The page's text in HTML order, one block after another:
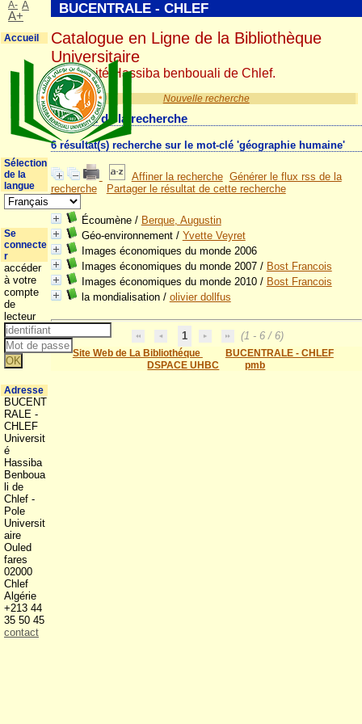
Nouvelle recherche
Résultat de la recherche
6 résultat(s) recherche sur le mot-clé 'géographie humaine'
Affiner la recherche Générer le flux rss de la
recherche
Partager le résultat de cette recherche
Écoumène/ Berque, Augustin
Géo-environnement/ Yvette Veyret
Images économiques du monde 2006
Images économiques du monde 2007/ Bost Francois
Images économiques du monde 2010/ Bost Francois
la mondialisation/ olivier dollfus
1 (1 - 6 / 6)
Site Web de La Bibliothéque
BUCENTRALE - CHLEF
DSPACE UHBC
pmb
BUCENTRALE - CHLEF
Catalogue en Ligne de la Bibliothèque
Universitaire
Université Hassiba benbouali de Chlef.
A- A
A+
Accueil
Sélection
de la
langue
Se
connecte
r
accéder
à votre
compte
de
lecteur
Adresse
BUCENT
RALE -
CHLEF
Universit
é
Hassiba
Benboua
li de
Chlef -
Pole
Universit
aire
Ouled
fares
02000
Chlef
Algérie
+213 44
35 50 45
contact